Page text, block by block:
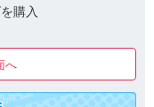
購入
へ